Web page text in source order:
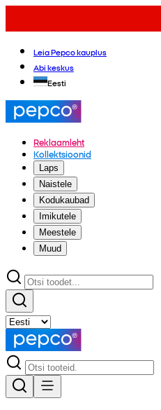
Leia Pepco kauplus
Abi keskus
Eesti
Reklaamleht
Kollektsioonid
Laps
Naistele
Kodukaubad
Imikutele
Meestele
Muud